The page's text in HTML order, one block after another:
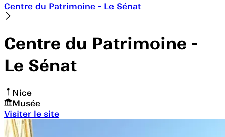
Centre du Patrimoine - Le Sénat
Centre du Patrimoine -
Le Sénat
Nice
Musée
Visiter le site